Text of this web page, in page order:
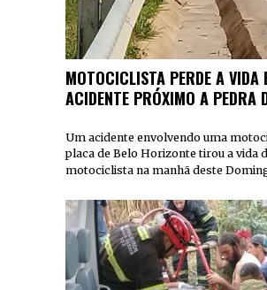
MOTOCICLISTA PERDE A VIDA
ACIDENTE PRÓXIMO A PEDRA
Um acidente envolvendo uma
placa de Belo Horizonte tirou a vida
motociclista na manhã deste